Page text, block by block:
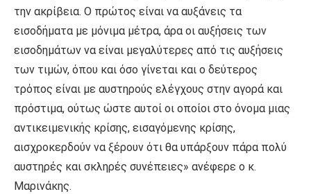
την ακρίβεια. Ο πρώτος είναι να αυξάνεις τα
εισοδήματα με μόνιμα μέτρα, άρα οι αυξήσεις των
εισοδημάτων να είναι μεγαλύτερες από τις αυξήσεις
των τιμών, όπου και όσο γίνεται και ο δεύτερος
τρόπος είναι με αυστηρούς ελέγχους στην αγορά και
πρόστιμα, ούτως ώστε αυτοί οι οποίοι στο όνομα μιας
αντικειμενικής κρίσης, εισαγόμενης κρίσης,
αισχροκερδούν να ξέρουν ότι θα υπάρξουν πάρα πολύ
αυστηρές και σκληρές συνέπειες» ανέφερε ο κ.
Μαρινάκης.